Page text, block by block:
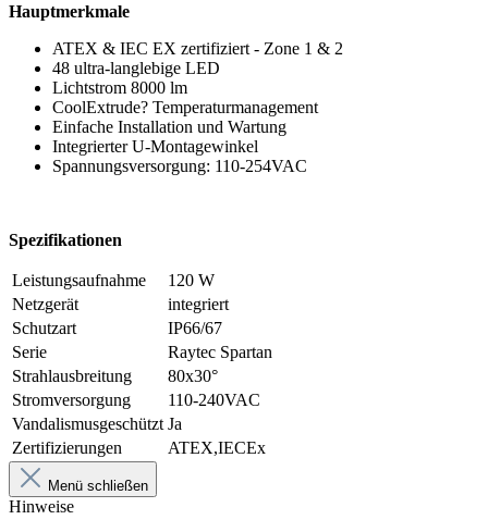
Hauptmerkmale
ATEX & IEC EX zertifiziert - Zone 1 & 2
48 ultra-langlebige LED
Lichtstrom 8000 lm
CoolExtrude? Temperaturmanagement
Einfache Installation und Wartung
Integrierter U-Montagewinkel
Spannungsversorgung: 110-254VAC
Spezifikationen
Leistungsaufnahme
120 W
Netzgerät
integriert
Schutzart
IP66/67
Serie
Raytec Spartan
Strahlausbreitung
80x30°
Stromversorgung
110-240VAC
Vandalismusgeschützt Ja
Zertifizierungen
ATEX,IECEx
Menü schließen
Hinweise